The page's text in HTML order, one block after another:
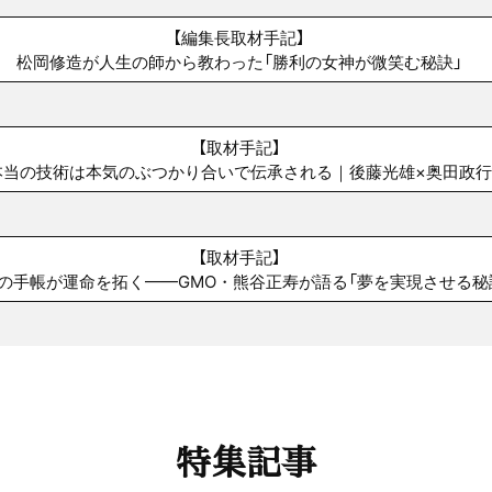
【編集長取材手記】
松岡修造が人生の師から教わった「勝利の女神が微笑む秘訣」
【取材手記】
の技術は本気のぶつかり合いで伝承される｜後藤光雄×奥田政行
【取材手記】
手帳が運命を拓く——GMO・熊谷正寿が語る「夢を実現させる秘
特集記事